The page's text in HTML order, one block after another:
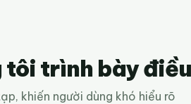
trình bày
khiến người dùng khó hiểu rõ